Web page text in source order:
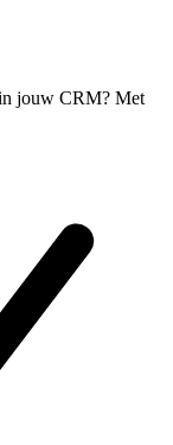
jouw CRM? Met